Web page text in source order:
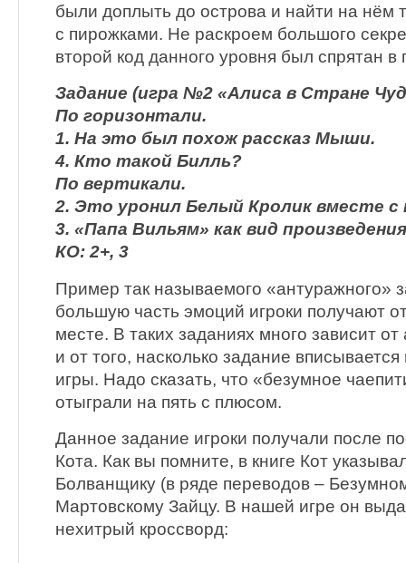
были доплыть до острова и найти на нём
с пирожками. Не раскроем большого
второй код данного уровня был спрятан в
Задание (игра №2 «Алиса в Стране
По горизонтали.
1. На это был похож рассказ Мыши.
4. Кто такой Билль?
По вертикали.
2. Это уронил Белый Кролик вместе с
3. «Папа Вильям» как вид
КО: 2+, 3
Пример так называемого «антуражного»
большую часть эмоций игроки получают
месте. В таких заданиях много зависит
и от того, насколько задание
игры. Надо сказать, что «безумное
отыграли на пять с плюсом.
Данное задание игроки получали после
Кота. Как вы помните, в книге Кот
Болванщику (в ряде переводов –
Мартовскому Зайцу. В нашей игре он
нехитрый кроссворд: